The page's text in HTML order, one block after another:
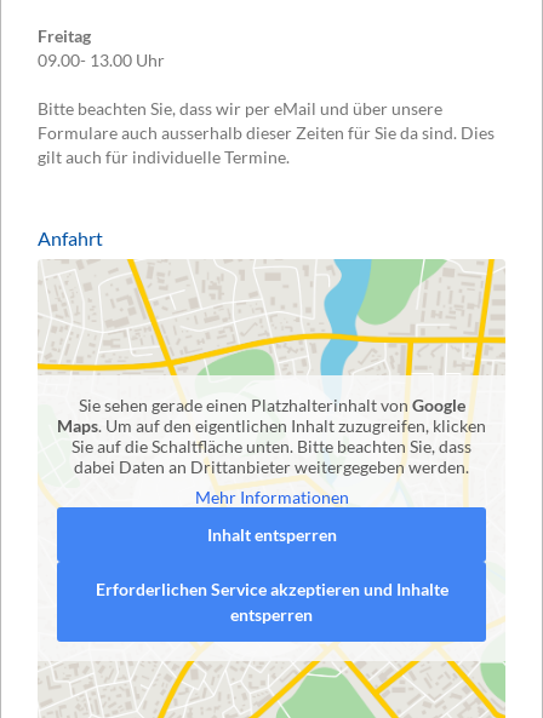
Freitag
09.00- 13.00 Uhr
Bitte beachten Sie, dass wir per eMail und über unsere
Formulare auch ausserhalb dieser Zeiten für Sie da sind. Dies
gilt auch für individuelle Termine.
Anfahrt
Sie sehen gerade einen Platzhalterinhalt von Google
Maps. Um auf den eigentlichen Inhalt zuzugreifen, klicken
Sie auf die Schaltfläche unten. Bitte beachten Sie, dass
dabei Daten an Drittanbieter weitergegeben werden.
Mehr Informationen
Inhalt entsperren
Erforderlichen Service akzeptieren und Inhalte
entsperren